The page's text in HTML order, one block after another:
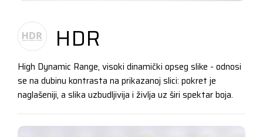
HDR
High Dynamic Range, visoki dinamički opseg slike - odnosi
se na dubinu kontrasta na prikazanoj slici: pokret je
naglašeniji, a slika uzbudljivija i življa uz širi spektar boja.